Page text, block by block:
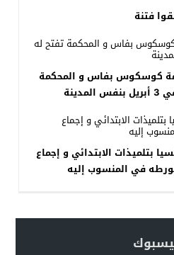
فتنة
محاكمة كوسكوس بفاس و المحكمة
بتلميذات الابتدائي و إجماع
في المنسوب إليه